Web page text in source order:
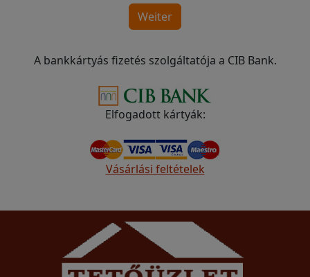
A bankkártyás fizetés szolgáltatója a CIB Bank.
Elfogadott kártyák:
Vásárlási feltételek